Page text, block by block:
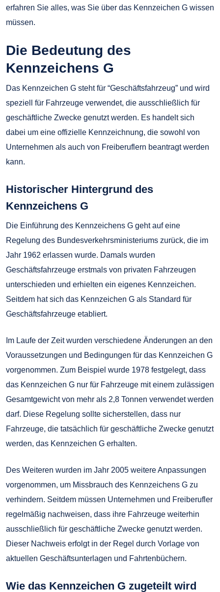
erfahren Sie alles, was Sie über das Kennzeichen G wissen
müssen.
Die Bedeutung des
Kennzeichens G
Das Kennzeichen G steht für “Geschäftsfahrzeug” und wird
speziell für Fahrzeuge verwendet, die ausschließlich für
geschäftliche Zwecke genutzt werden. Es handelt sich
dabei um eine offizielle Kennzeichnung, die sowohl von
Unternehmen als auch von Freiberuflern beantragt werden
kann.
Historischer Hintergrund des
Kennzeichens G
Die Einführung des Kennzeichens G geht auf eine
Regelung des Bundesverkehrsministeriums zurück, die im
Jahr 1962 erlassen wurde. Damals wurden
Geschäftsfahrzeuge erstmals von privaten Fahrzeugen
unterschieden und erhielten ein eigenes Kennzeichen.
Seitdem hat sich das Kennzeichen G als Standard für
Geschäftsfahrzeuge etabliert.
Im Laufe der Zeit wurden verschiedene Änderungen an den
Voraussetzungen und Bedingungen für das Kennzeichen G
vorgenommen. Zum Beispiel wurde 1978 festgelegt, dass
das Kennzeichen G nur für Fahrzeuge mit einem zulässigen
Gesamtgewicht von mehr als 2,8 Tonnen verwendet werden
darf. Diese Regelung sollte sicherstellen, dass nur
Fahrzeuge, die tatsächlich für geschäftliche Zwecke genutzt
werden, das Kennzeichen G erhalten.
Des Weiteren wurden im Jahr 2005 weitere Anpassungen
vorgenommen, um Missbrauch des Kennzeichens G zu
verhindern. Seitdem müssen Unternehmen und Freiberufler
regelmäßig nachweisen, dass ihre Fahrzeuge weiterhin
ausschließlich für geschäftliche Zwecke genutzt werden.
Dieser Nachweis erfolgt in der Regel durch Vorlage von
aktuellen Geschäftsunterlagen und Fahrtenbüchern.
Wie das Kennzeichen G zugeteilt wird